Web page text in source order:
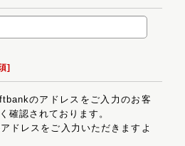
]
のアドレスをご入力のお客
確認されております。
ドレスをご入力いただきますよ